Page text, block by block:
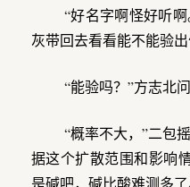
“好名字啊怪好听
灰带回去看看能不能验出
“能验吗？”方志北问
“概率不大，”二包
据这个扩散范围和影响
是碱吧，碱比酸难测多